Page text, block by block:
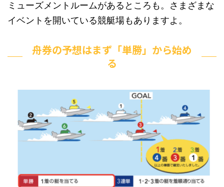
ミューズメントルームがあるところも。さまざまな
イベントを開いている競艇場もありますよ。
舟券の予想はまず「単勝」から始め
る